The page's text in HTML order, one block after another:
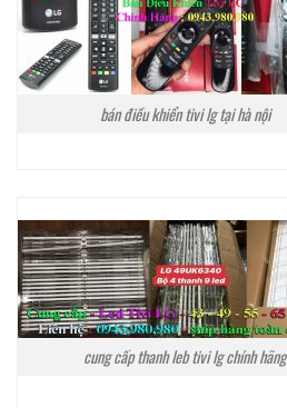
bán điều khiển tivi lg tại hà nội
cung cấp thanh leb tivi lg chính hãng